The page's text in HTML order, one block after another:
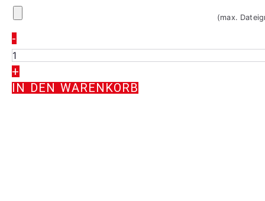
Logo
(max.
-
Menge
+
IN DEN WARENKORB